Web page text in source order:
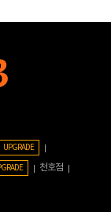
UPGRADE
천호점